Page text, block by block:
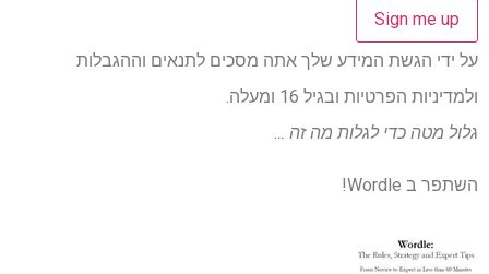
על ידי הגשת המידע שלך אתה מסכים לתנאים וההגבלות
ולמדיניות הפרטיות ובגיל 16 ומעלה.
גלול מטה כדי לגלות מה זה …
השתפר ב Wordle!